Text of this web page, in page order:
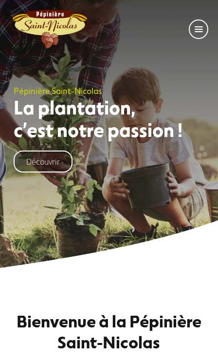
Pépinière Saint-Nicolas
La plantation,
c’est notre passion !
Découvrir
Bienvenue à la Pépinière
Saint-Nicolas